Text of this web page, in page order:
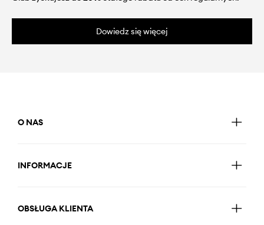
Dowiedz się więcej
O NAS
INFORMACJE
OBSŁUGA KLIENTA